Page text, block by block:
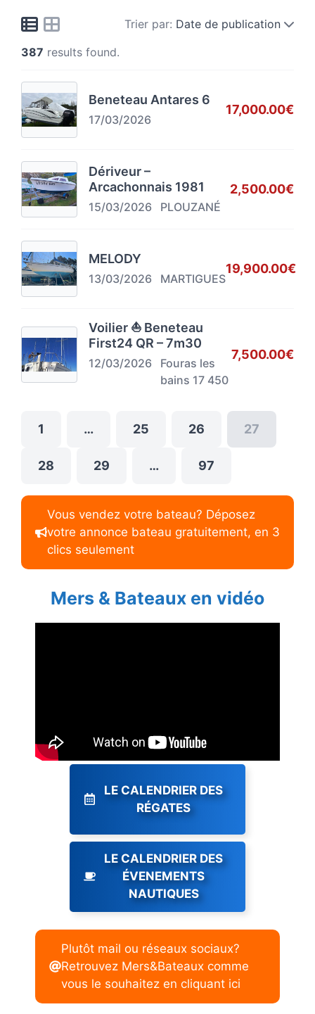
Trier par: Date de publication
387 results found.
Beneteau Antares 6
17/03/2026
17,000.00€
Dériveur –
Arcachonnais 1981
15/03/2026 PLOUZANÉ
2,500.00€
MELODY
13/03/2026 MARTIGUES
19,900.00€
Voilier ⛵ Beneteau
First24 QR – 7m30
12/03/2026
Fouras les
bains 17 450
7,500.00€
1 … 25 26 27
28 29 … 97
Vous vendez votre bateau? Déposez
votre annonce bateau gratuitement, en 3
clics seulement
Mers & Bateaux en vidéo
LE CALENDRIER DES
RÉGATES
LE CALENDRIER DES
ÉVENEMENTS
NAUTIQUES
Plutôt mail ou réseaux sociaux?
Retrouvez Mers&Bateaux comme
vous le souhaitez en cliquant ici